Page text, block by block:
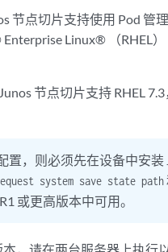
节点切片支持使用 Pod 管
Linux® （RHEL
节点切片支持 RHEL
，则必须先在设备中安装
system save state path
或更高版本中可用。
，请在两台服务器上执行